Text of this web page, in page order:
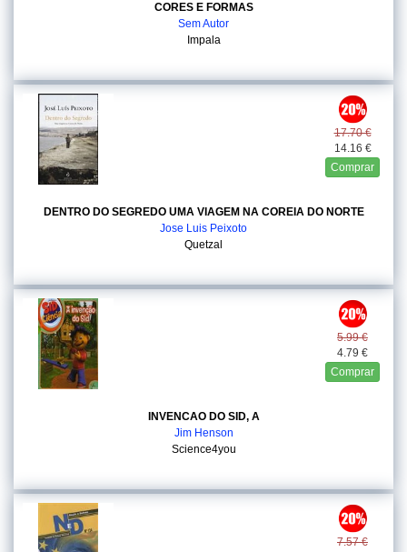
CORES E FORMAS
Sem Autor
Impala
17.70 €
14.16 €
Comprar
DENTRO DO SEGREDO UMA VIAGEM NA COREIA DO NORTE
Jose Luis Peixoto
Quetzal
5.99 €
4.79 €
Comprar
INVENCAO DO SID, A
Jim Henson
Science4you
7.57 €